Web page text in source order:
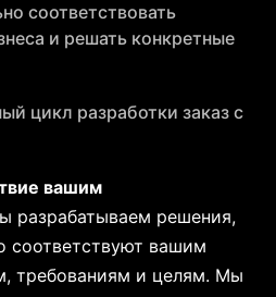
соответствовать
и решать конкретные
цикл разработки заказ с
вашим
разрабатываем решения,
соответствуют вашим
требованиям и целям. Мы